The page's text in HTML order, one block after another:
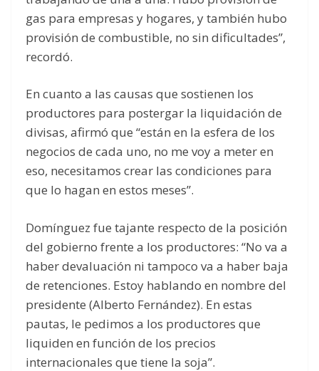
gas para empresas y hogares, y también hubo
provisión de combustible, no sin dificultades”,
recordó.
En cuanto a las causas que sostienen los
productores para postergar la liquidación de
divisas, afirmó que “están en la esfera de los
negocios de cada uno, no me voy a meter en
eso, necesitamos crear las condiciones para
que lo hagan en estos meses”.
Domínguez fue tajante respecto de la posición
del gobierno frente a los productores: “No va a
haber devaluación ni tampoco va a haber baja
de retenciones. Estoy hablando en nombre del
presidente (Alberto Fernández). En estas
pautas, le pedimos a los productores que
liquiden en función de los precios
internacionales que tiene la soja”.